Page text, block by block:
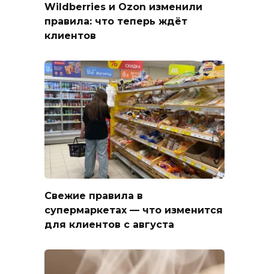
Wildberries и Ozon изменили
правила: что теперь ждёт
клиентов
Свежие правила в
супермаркетах — что изменится
для клиентов с августа